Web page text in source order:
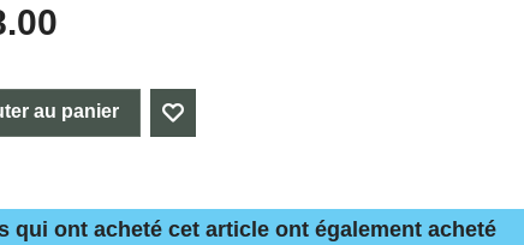
au panier
qui ont acheté cet article ont également acheté